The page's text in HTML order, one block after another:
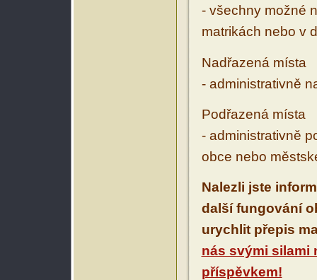
- všechny možné
matrikách nebo v
Nadřazená místa
- administrativně
Podřazená místa
- administrativně
obce nebo
Nalezli jste
další fungování
urychlit přepis
nás svými silami
příspěvkem!